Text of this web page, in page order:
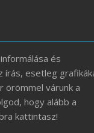
és
írás, esetleg
örömmel várunk a
hogy alább a
kattintasz!